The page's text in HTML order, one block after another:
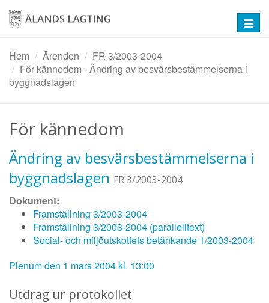
Hoppa
huvudinnehåll
Hem
Ärenden
FR 3/2003-2004
För kännedom - Ändring av besvärsbestämmelserna i
byggnadslagen
För kännedom
Ändring av besvärsbestämmelserna i
byggnadslagen FR 3/2003-2004
Dokument:
Framställning 3/2003-2004
Framställning 3/2003-2004 (parallelltext)
Social- och miljöutskottets betänkande 1/2003-2004
Plenum den 1 mars 2004 kl. 13:00
Utdrag ur protokollet